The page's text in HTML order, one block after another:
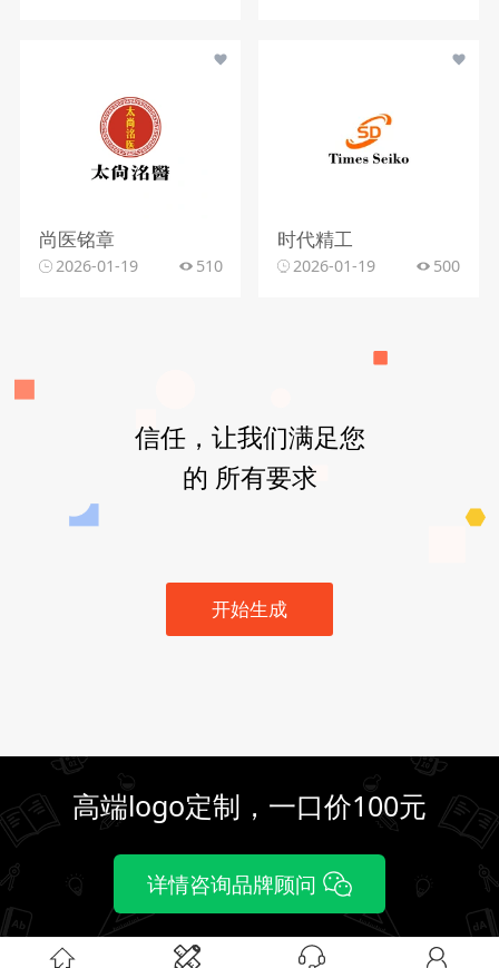
尚医铭章
2026-01-19 510
时代精工
2026-01-19 500
信任，让我们满足您
的 所有要求
开始生成
高端logo定制，一口价100元
详情咨询品牌顾问